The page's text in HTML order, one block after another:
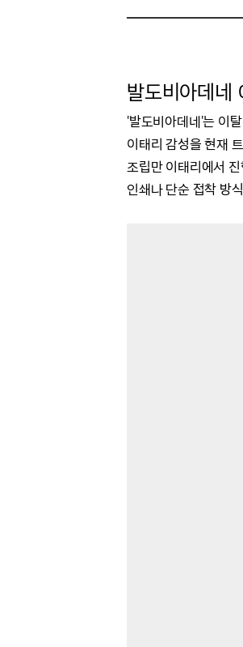
발도비아데네
'발도비아데네'는 이
이태리 감성을 현재
조립만 이태리에서
인쇄나 단순 접착 방